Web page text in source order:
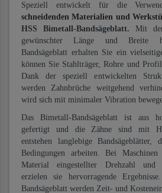
Speziell entwickelt für die
schneidenden Materialien und
HSS Bimetall-Bandsägeblatt. Mit
gewünschter Länge und Breite
Bandsägeblatt erhalten Sie ein
können Sie Stahlträger, Rohre und
Dank der speziell entwickelten
werden Zahnbrüche weitgehend
wird sich mit minimaler Vibration
Das Bimetall-Bandsägeblatt ist aus
gefertigt und die Zähne sind mit
entstehen langlebige
Bedingungen arbeiten. Bei
Material eingestellter Drehzahl und
erzielen sie hervorragende
Bandsägeblatt werden Zeit- und